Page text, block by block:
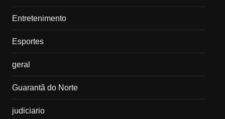
Entretenimento
Esportes
geral
Guarantã do Norte
judiciario